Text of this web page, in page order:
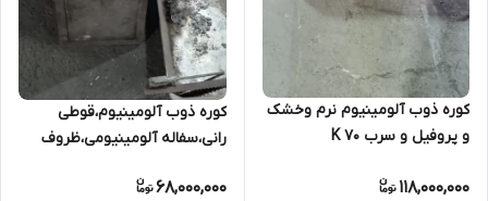
کوره ذوب آلومینیوم نرم وخشک
و پروفیل و سرب 70 K
118,000,000
کوره ذوب آلومینیوم،قوطی
رانی،سفاله آلومینیومی،ظروف
68,000,000